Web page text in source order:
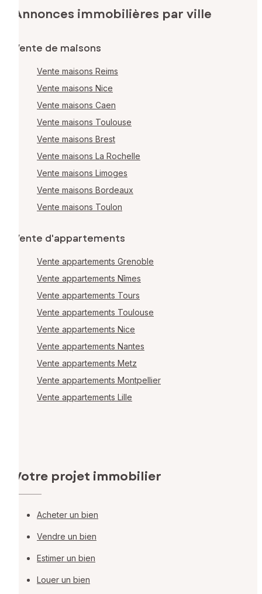
Annonces immobilières par ville
Vente de maisons
Vente maisons Reims
Vente maisons Nice
Vente maisons Caen
Vente maisons Toulouse
Vente maisons Brest
Vente maisons La Rochelle
Vente maisons Limoges
Vente maisons Bordeaux
Vente maisons Toulon
Vente d'appartements
Vente appartements Grenoble
Vente appartements Nîmes
Vente appartements Tours
Vente appartements Toulouse
Vente appartements Nice
Vente appartements Nantes
Vente appartements Metz
Vente appartements Montpellier
Vente appartements Lille
Votre projet immobilier
Acheter un bien
Vendre un bien
Estimer un bien
Louer un bien